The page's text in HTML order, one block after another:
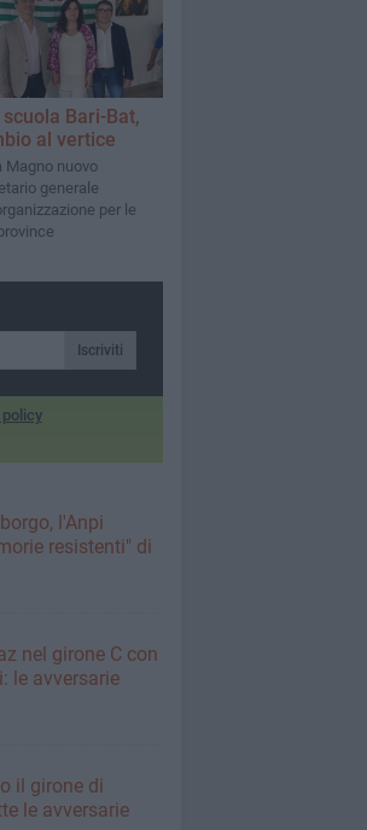
scuola Bari-Bat,
al vertice
Magno nuovo
generale
per le
Iscriviti
l'Anpi
resistenti" di
nel girone C con
le avversarie
il girone di
le avversarie